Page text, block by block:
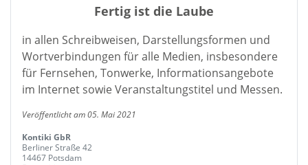
Fertig ist die Laube
in allen Schreibweisen, Darstellungsformen und
Wortverbindungen für alle Medien, insbesondere
für Fernsehen, Tonwerke, Informationsangebote
im Internet sowie Veranstaltungstitel und Messen.
Veröffentlicht am 05. Mai 2021
Kontiki GbR
Berliner Straße 42
14467 Potsdam